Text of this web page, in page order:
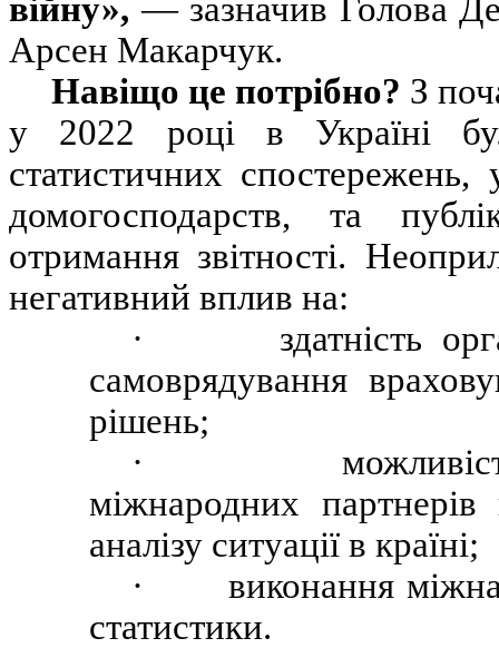
війну», — зазначив Голова
Арсен Макарчук.
Навіщо це потрібно? З
у 2022 році в Україні
статистичних
домогосподарств, та
отримання звітності.
негативний вплив на:
· здатність
самоврядування
рішень;
· можливість
міжнародних партнерів
аналізу ситуації в країні;
· виконання
статистики.